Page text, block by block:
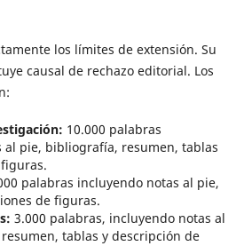
los límites de extensión. Su
causal de rechazo editorial. Los
10.000 palabras
al pie, bibliografía, resumen, tablas
palabras incluyendo notas al pie,
de figuras.
3.000 palabras, incluyendo notas al
tablas y descripción de